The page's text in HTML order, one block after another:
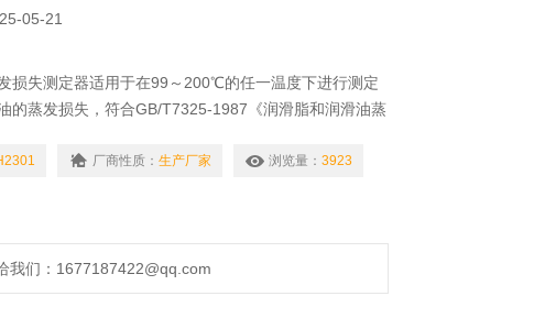
05-21
损失测定器适用于在99～200℃的任一温度下进行测定
的蒸发损失，符合GB/T7325-1987《润滑脂和润滑油蒸
厂商性质： 生产厂家 浏览量： 3923
我们：1677187422@qq.com